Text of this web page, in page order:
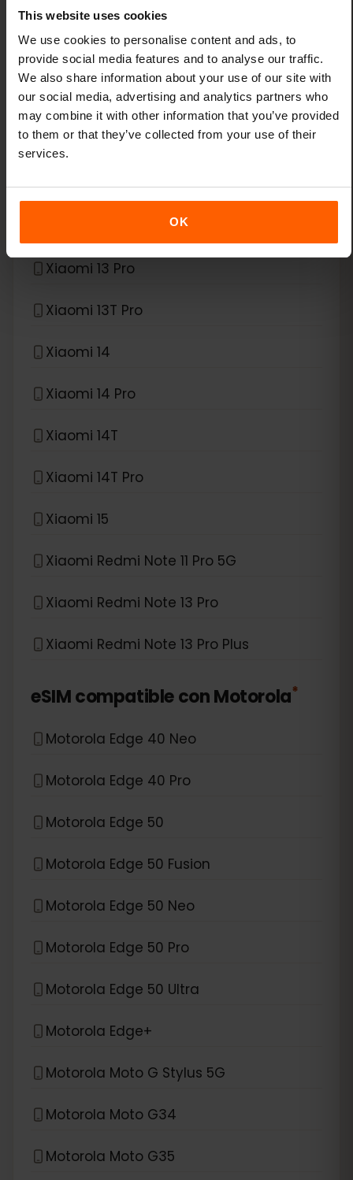
This website uses cookies
We use cookies to personalise content and ads, to
provide social media features and to analyse our traffic.
We also share information about your use of our site with
our social media, advertising and analytics partners who
may combine it with other information that you’ve provided
to them or that they’ve collected from your use of their
services.
OK
Google Pixel 9 Pro XL
Google Pixel Fold
eSIM compatible conXiaomi*
Xiaomi 12T Pro
Xiaomi 13
Xiaomi 13 Pro
Xiaomi 13T Pro
Xiaomi 14
Xiaomi 14 Pro
Xiaomi 14T
Xiaomi 14T Pro
Xiaomi 15
Xiaomi Redmi Note 11 Pro 5G
Xiaomi Redmi Note 13 Pro
Xiaomi Redmi Note 13 Pro Plus
eSIM compatible conMotorola*
Motorola Edge 40 Neo
Motorola Edge 40 Pro
Motorola Edge 50
Motorola Edge 50 Fusion
Motorola Edge 50 Neo
Motorola Edge 50 Pro
Motorola Edge 50 Ultra
Motorola Edge+
Motorola Moto G Stylus 5G
Motorola Moto G34
Motorola Moto G35